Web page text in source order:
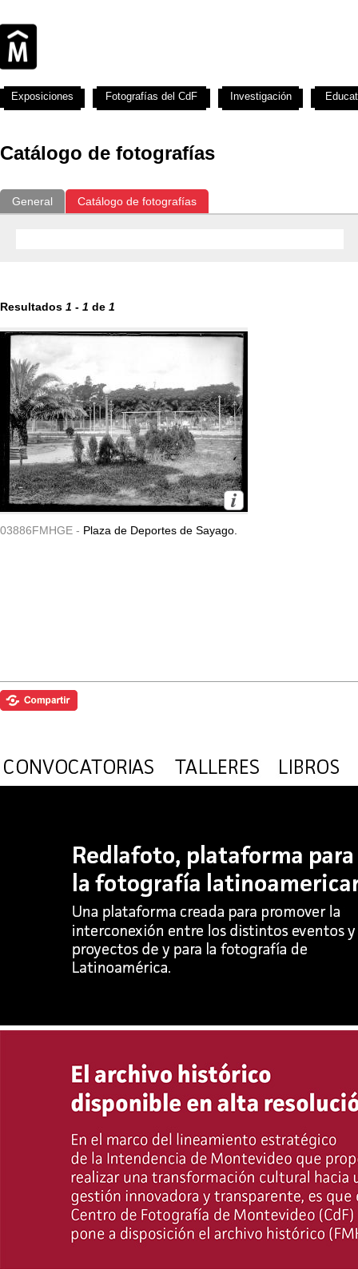
Catálogo de fotografías
General Catálogo de fotografías
Resultados 1 - 1 de 1
03886FMHGE - Plaza de Deportes de Sayago.
Exposiciones Fotografías del CdF Investigación